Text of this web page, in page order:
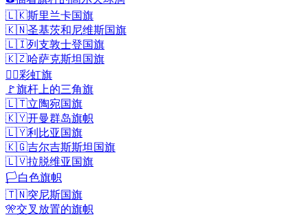
🇱🇰斯里兰卡国旗
🇰🇳圣基茨和尼维斯国旗
🇱🇮列支敦士登国旗
🇰🇿哈萨克斯坦国旗
🏳️‍🌈彩虹旗
🚩旗杆上的三角旗
🇱🇹立陶宛国旗
🇰🇾开曼群岛旗帜
🇱🇾利比亚国旗
🇰🇬吉尔吉斯斯坦国旗
🇱🇻拉脱维亚国旗
🏳️白色旗帜
🇹🇳突尼斯国旗
🎌交叉放置的旗帜